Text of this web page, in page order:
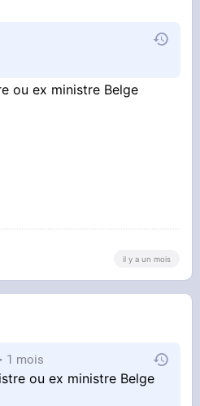
ou ex ministre Belge
il y a un mois
1 mois
ou ex ministre Belge